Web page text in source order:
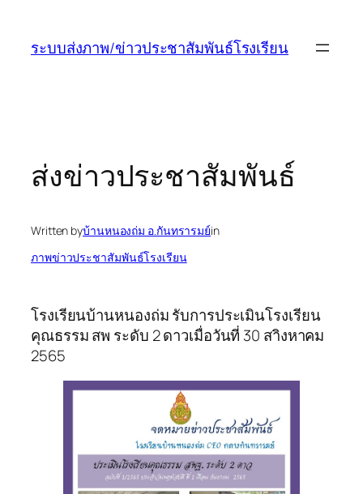
ระบบส่งภาพ/ข่าวประชาสัมพันธ์โรงเรียน
ส่งข่าวประชาสัมพันธ์
Written byบ้านหนองถ่ม อ.กันทรารมย์in
ภาพข่าวประชาสัมพันธ์โรงเรียน
โรงเรียนบ้านหนองถ่ม รับการประเมินโรงเรียน
คุณธรรม สพ ระดับ 2 ดาวเมื่อวันที่ 30 สาิงหาคม
2565